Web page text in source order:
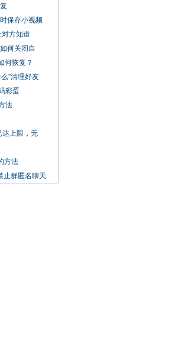
保存小视频
方知道
何关闭自
何恢复？
"清理好友
彩蛋
法
达上限，无
方法
止群匿名聊天